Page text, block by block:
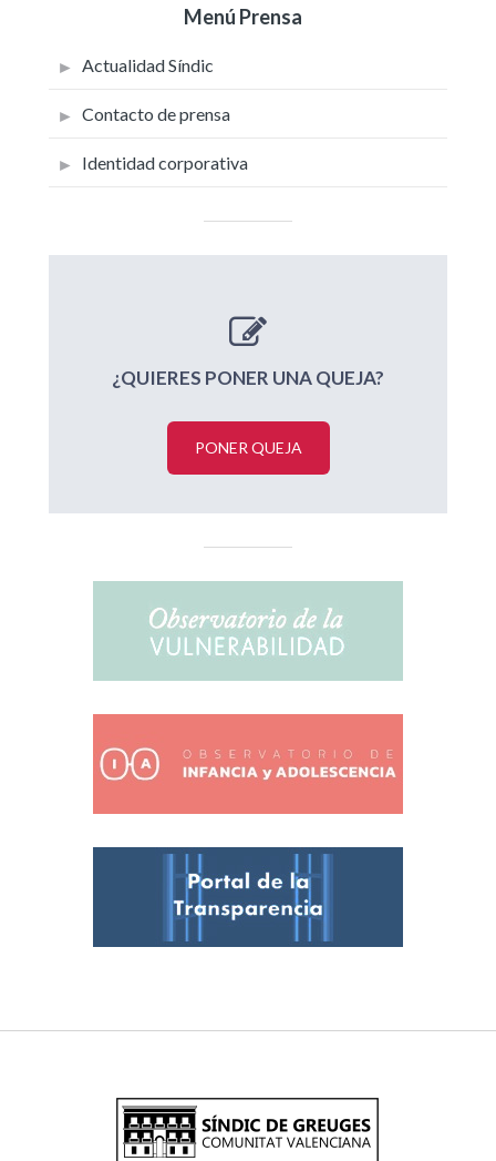
Menú Prensa
Actualidad Síndic
Contacto de prensa
Identidad corporativa
¿QUIERES PONER UNA QUEJA?
PONER QUEJA